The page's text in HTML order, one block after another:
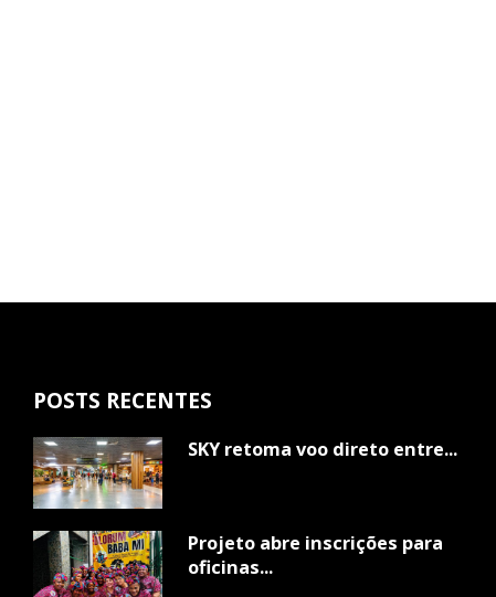
POSTS RECENTES
SKY retoma voo direto entre...
Projeto abre inscrições para
oficinas...